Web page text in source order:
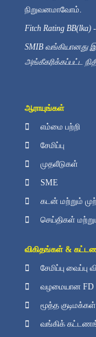
நிறுவனமாவோம்.
Fitch Rating BB(lka)
SMIB வங்கியானது
அங்கீகரிக்கப்பட்ட
ஆராயுங்கள்
எம்மை பற்றி
சேமிப்பு
முதலீடுகள்
SME
கடன் மற்றும்
செய்திகள்
விகிதங்கள் &
சேமிப்பு வைப்பு
வழமையான FD
மூத்த
வங்கிக்